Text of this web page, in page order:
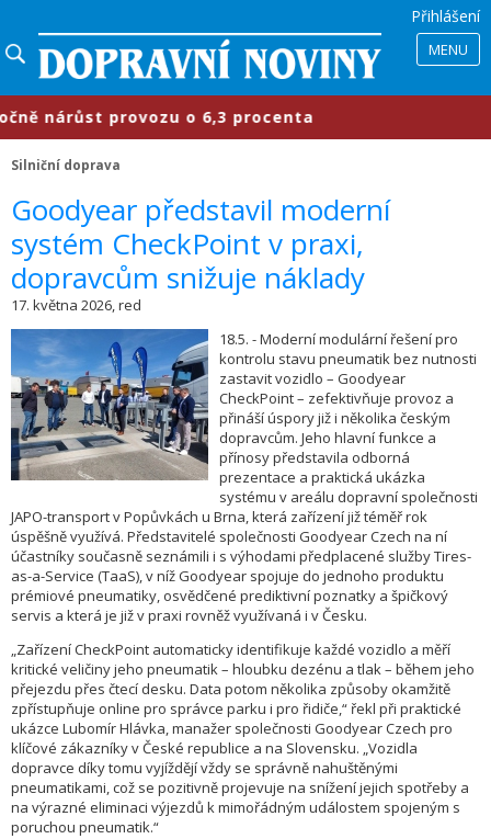
Přihlášení
MENU
provozu o 6,3 procenta
Silniční doprava
​Goodyear představil moderní
systém CheckPoint v praxi,
dopravcům snižuje náklady
17. května 2026, red
18.5. - Moderní modulární řešení pro
kontrolu stavu pneumatik bez nutnosti
zastavit vozidlo – Goodyear
CheckPoint – zefektivňuje provoz a
přináší úspory již i několika českým
dopravcům. Jeho hlavní funkce a
přínosy představila odborná
prezentace a praktická ukázka
systému v areálu dopravní společnosti
JAPO-transport v Popůvkách u Brna, která zařízení již téměř rok
úspěšně využívá. Představitelé společnosti Goodyear Czech na ní
účastníky současně seznámili i s výhodami předplacené služby Tires-
as-a-Service (TaaS), v níž Goodyear spojuje do jednoho produktu
prémiové pneumatiky, osvědčené prediktivní poznatky a špičkový
servis a která je již v praxi rovněž využívaná i v Česku.
„Zařízení CheckPoint automaticky identifikuje každé vozidlo a měří
kritické veličiny jeho pneumatik – hloubku dezénu a tlak – během jeho
přejezdu přes čtecí desku. Data potom několika způsoby okamžitě
zpřístupňuje online pro správce parku i pro řidiče,“ řekl při praktické
ukázce Lubomír Hlávka, manažer společnosti Goodyear Czech pro
klíčové zákazníky v České republice a na Slovensku. „Vozidla
dopravce díky tomu vyjíždějí vždy se správně nahuštěnými
pneumatikami, což se pozitivně projevuje na snížení jejich spotřeby a
na výrazné eliminaci výjezdů k mimořádným událostem spojeným s
poruchou pneumatik.“